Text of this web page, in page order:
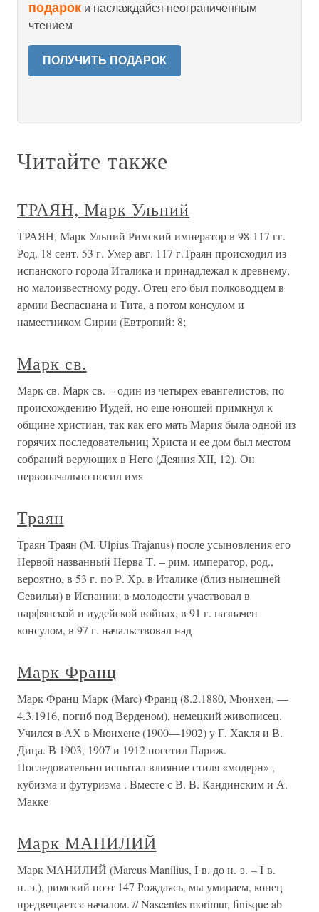
подарок и наслаждайся неограниченным
чтением
ПОЛУЧИТЬ ПОДАРОК
Читайте также
ТРАЯН, Марк Ульпий
ТРАЯН, Марк Ульпий Римский император в 98-117 гг.
Род. 18 сент. 53 г. Умер авг. 117 г.Траян происходил из
испанского города Италика и принадлежал к древнему,
но малоизвестному роду. Отец его был полководцем в
армии Веспасиана и Тита, а потом консулом и
наместником Сирии (Евтропий: 8;
Марк св.
Марк св. Марк св. – один из четырех евангелистов, по
происхождению Иудей, но еще юношей примкнул к
общине христиан, так как его мать Мария была одной из
горячих последовательниц Христа и ее дом был местом
собраний верующих в Него (Деяния XII, 12). Он
первоначально носил имя
Траян
Траян Траян (М. Ulpius Trajanus) после усыновления его
Нервой названный Нерва Т. – рим. император, род.,
вероятно, в 53 г. по Р. Хр. в Италике (близ нынешней
Севильи) в Испании; в молодости участвовал в
парфянской и иудейской войнах, в 91 г. назначен
консулом, в 97 г. начальствовал над
Марк Франц
Марк Франц Марк (Marc) Франц (8.2.1880, Мюнхен, —
4.3.1916, погиб под Верденом), немецкий живописец.
Учился в АХ в Мюнхене (1900—1902) у Г. Хакля и В.
Дица. В 1903, 1907 и 1912 посетил Париж.
Последовательно испытал влияние стиля «модерн» ,
кубизма и футуризма . Вместе с В. В. Кандинским и А.
Макке
Марк МАНИЛИЙ
Марк МАНИЛИЙ (Marcus Manilius, I в. до н. э. – I в.
н. э.), римский поэт 147 Рождаясь, мы умираем, конец
предвещается началом. // Nascentes morimur, finisque ab